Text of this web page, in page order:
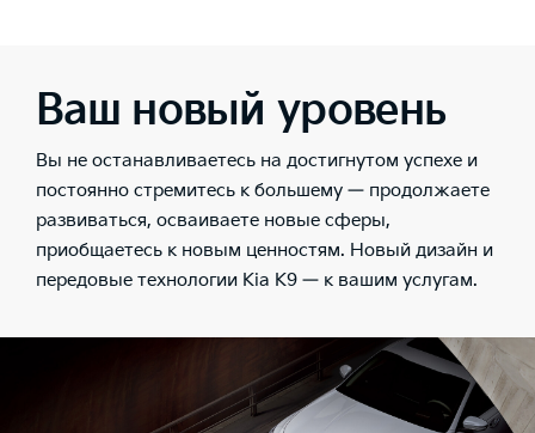
Ваш новый уровень
Вы не останавливаетесь на достигнутом успехе и
постоянно стремитесь к большему — продолжаете
развиваться, осваиваете новые сферы,
приобщаетесь к новым ценностям. Новый дизайн и
передовые технологии Kia K9 — к вашим услугам.